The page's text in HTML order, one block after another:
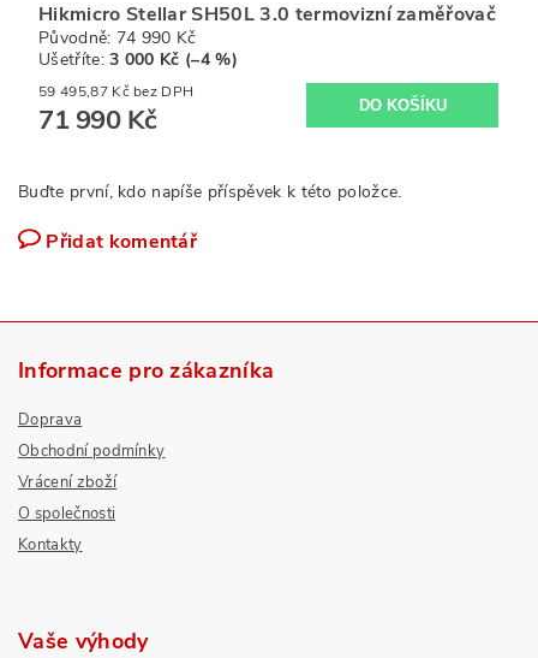
Hikmicro Stellar SH50L 3.0 termovizní zaměřovač
Původně: 74 990 Kč
Ušetříte:3 000 Kč (–4 %)
59 495,87 Kč bez DPH
71 990 Kč
Buďte první, kdo napíše příspěvek k této položce.
Přidat komentář
Informace pro zákazníka
Doprava
Obchodní podmínky
Vrácení zboží
O společnosti
Kontakty
Vaše výhody